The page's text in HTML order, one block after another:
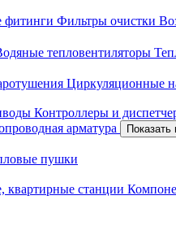
фитинги Фильтры очистки
тепловентиляторы
Циркуляционные
Контроллеры и
арматура Показать
пушки
квартирные станции